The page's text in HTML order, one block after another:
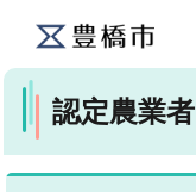
認定農業者